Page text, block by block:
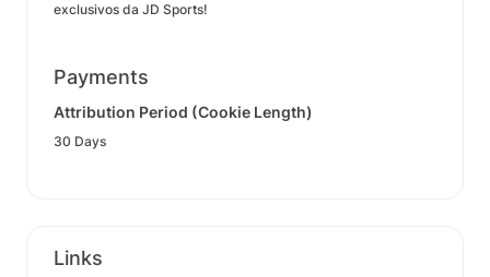
exclusivos da JD Sports!
Payments
Attribution Period (Cookie Length)
30 Days
Links